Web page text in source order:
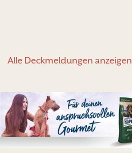
Alle Deckmeldungen anzeigen